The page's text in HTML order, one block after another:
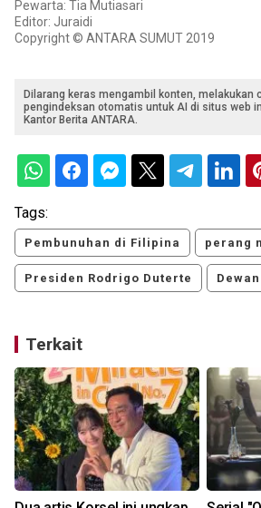
Pewarta: Tia Mutiasari
Editor: Juraidi
Copyright © ANTARA SUMUT 2019
Dilarang keras mengambil konten, melakukan
pengindeksan otomatis untuk AI di situs web
Kantor Berita ANTARA.
Tags:
Pembunuhan di Filipina perang
Presiden Rodrigo Duterte
Terkait